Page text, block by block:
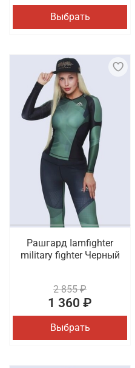
Выбрать
Рашгард Iamfighter
military fighter Черный
2 855 ₽
1 360 ₽
Выбрать